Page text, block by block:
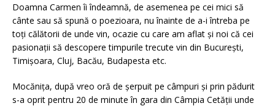
Doamna Carmen îi îndeamnă, de asemenea pe cei mici să
cânte sau să spună o poezioara, nu înainte de a-i întreba pe
toți călătorii de unde vin, ocazie cu care am aflat și noi că cei
pasionații să descopere timpurile trecute vin din București,
Timișoara, Cluj, Bacău, Budapesta etc.
Mocănița, după vreo oră de șerpuit pe câmpuri și prin pădurit
s-a oprit pentru 20 de minute în gara din Câmpia Cetății unde